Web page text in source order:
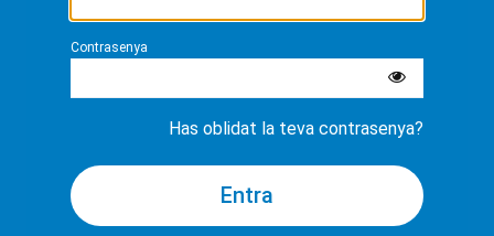
Contrasenya
Has oblidat la teva contrasenya?